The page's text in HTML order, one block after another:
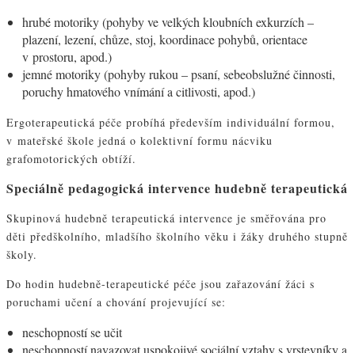
hrubé motoriky (pohyby ve velkých kloubních exkurzích –
plazení, lezení, chůze, stoj, koordinace pohybů, orientace
v prostoru, apod.)
jemné motoriky (pohyby rukou – psaní, sebeobslužné činnosti,
poruchy hmatového vnímání a citlivosti, apod.)
Ergoterapeutická péče probíhá především individuální formou,
v mateřské škole jedná o kolektivní formu nácviku
grafomotorických obtíží.
Speciálně pedagogická intervence hudebně terapeutická
Skupinová hudebně terapeutická intervence je směřována pro
děti předškolního, mladšího školního věku i žáky druhého stupně
školy.
Do hodin hudebně-terapeutické péče jsou zařazování žáci s
poruchami učení a chování projevující se:
neschopností se učit
neschopností navazovat uspokojivé sociální vztahy s vrstevníky a